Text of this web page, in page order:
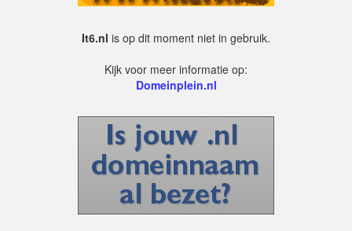
It6.nl is op dit moment niet in gebruik.
Kijk voor meer informatie op:
Domeinplein.nl